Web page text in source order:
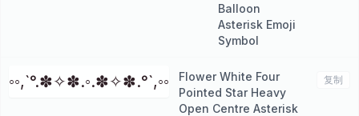
Balloon
Asterisk Emoji
Symbol
◦◦,`°.✽✧✽.◦.✽✧✽.°`,◦◦
Flower White Four
Pointed Star Heavy
Open Centre Asterisk
复制